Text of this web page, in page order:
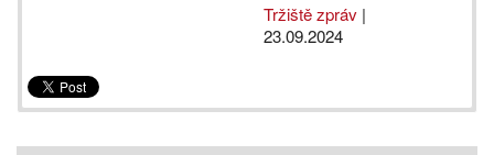
Tržiště zpráv |
23.09.2024